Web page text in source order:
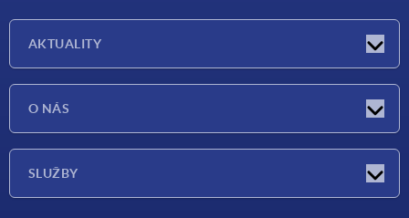
AKTUALITY
O NÁS
SLUŽBY